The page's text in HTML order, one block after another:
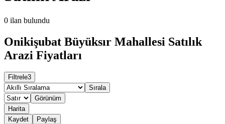
0 ilan bulundu
Onikişubat Büyüksır Mahallesi Satılık
Arazi Fiyatları
Filtrele3
Sırala
Görünüm
Harita
Kaydet
Paylaş